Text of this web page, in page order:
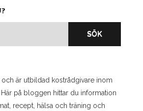
och är utbildad kostrådgivare inom
Här på bloggen hittar du information
recept, hälsa och träning och